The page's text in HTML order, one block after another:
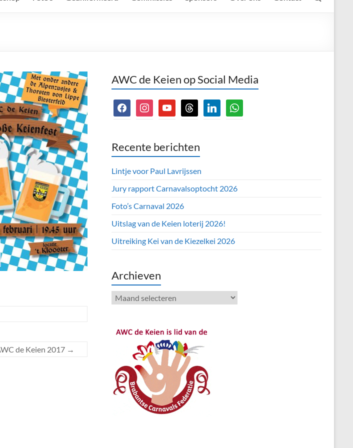
de Keien 2017 →
AWC de Keien op Social Media
facebookinstagramyoutubethreads linkedinwhatsapp
Recente berichten
Lintje voor Paul Lavrijssen
Jury rapport Carnavalsoptocht 2026
Foto’s Carnaval 2026
Uitslag van de Keien loterij 2026!
Uitreiking Kei van de Kiezelkei 2026
Archieven
Archieven